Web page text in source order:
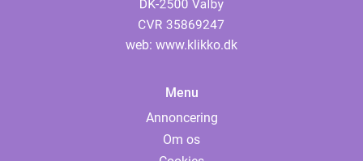
web: www.klikko.dk
Menu
Annoncering
Om os